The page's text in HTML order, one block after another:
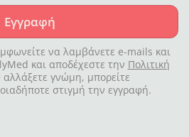
Εγγραφή
να λαμβάνετε e-mails και
και αποδέχεστε την Πολιτική
αλλάξετε γνώμη, μπορείτε
στιγμή την εγγραφή.